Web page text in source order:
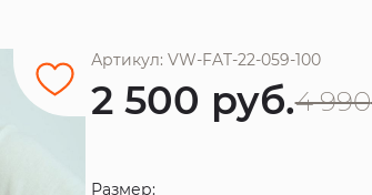
Артикул: VW-FAT-22-059-100
2 500 руб.4 990
Размер: